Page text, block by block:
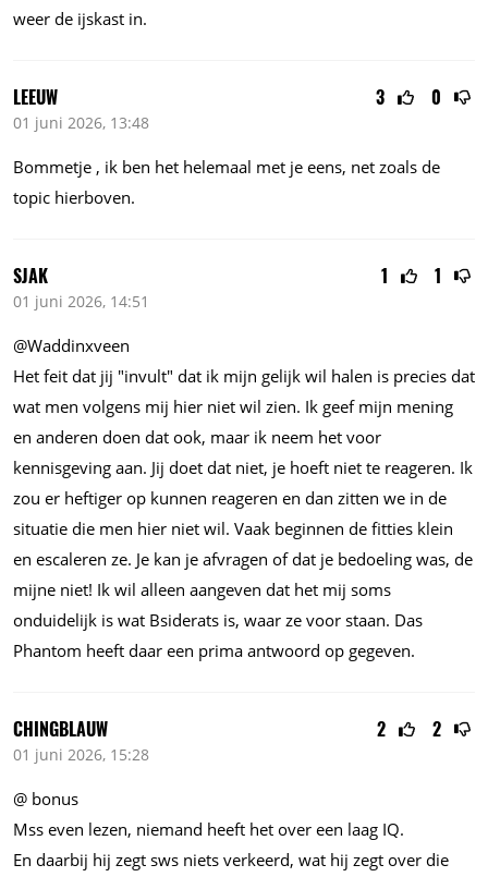
weer de ijskast in.
3 0
LEEUW
01 juni 2026, 13:48
Bommetje , ik ben het helemaal met je eens, net zoals de
topic hierboven.
1 1
SJAK
01 juni 2026, 14:51
@Waddinxveen
Het feit dat jij "invult" dat ik mijn gelijk wil halen is precies dat
wat men volgens mij hier niet wil zien. Ik geef mijn mening
en anderen doen dat ook, maar ik neem het voor
kennisgeving aan. Jij doet dat niet, je hoeft niet te reageren. Ik
zou er heftiger op kunnen reageren en dan zitten we in de
situatie die men hier niet wil. Vaak beginnen de fitties klein
en escaleren ze. Je kan je afvragen of dat je bedoeling was, de
mijne niet! Ik wil alleen aangeven dat het mij soms
onduidelijk is wat Bsiderats is, waar ze voor staan. Das
Phantom heeft daar een prima antwoord op gegeven.
2 2
CHINGBLAUW
01 juni 2026, 15:28
@ bonus
Mss even lezen, niemand heeft het over een laag IQ.
En daarbij hij zegt sws niets verkeerd, wat hij zegt over die